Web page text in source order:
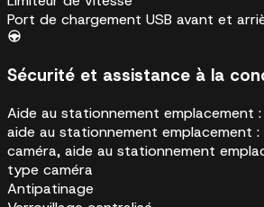
Port de chargement USB avant et
Sécurité et assistance à la
Aide au stationnement emplacement
aide au stationnement emplacement
caméra, aide au stationnement
type caméra
Antipatinage